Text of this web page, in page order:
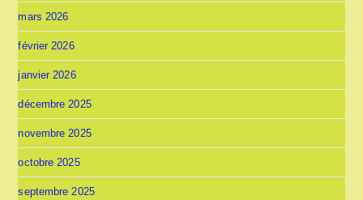
mars 2026
février 2026
janvier 2026
décembre 2025
novembre 2025
octobre 2025
septembre 2025